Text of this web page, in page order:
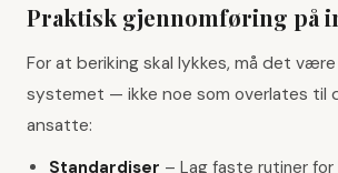
Praktisk gjennomføring på
For at beriking skal lykkes, må det
systemet — ikke noe som overlates til
ansatte:
Standardiser – Lag faste rutiner for